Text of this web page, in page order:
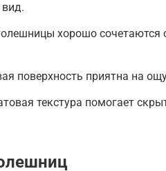
хорошо сочетаются
поверхность приятна на
текстура помогает